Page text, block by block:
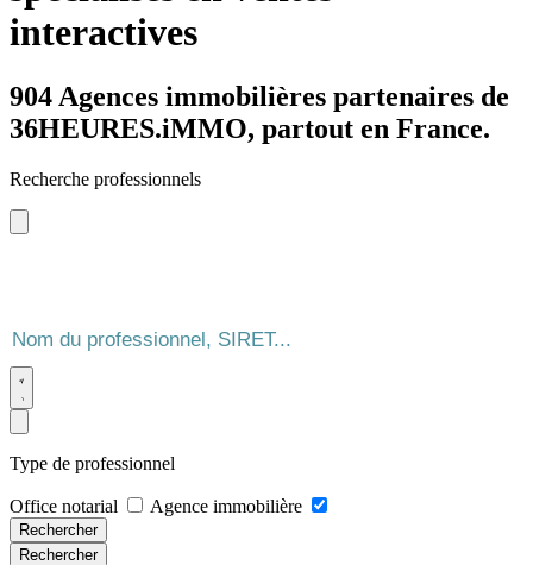
interactives
904 Agences immobilières partenaires de
36HEURES.iMMO, partout en France.
Recherche professionnels
Type de professionnel
Office notarial Agence immobilière
Rechercher
Rechercher